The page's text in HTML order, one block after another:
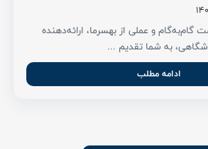
گام‌به‌گام و عملی از بهسرما، ارائه‌دهنده
به شما تقدیم ...
ادامه مطلب